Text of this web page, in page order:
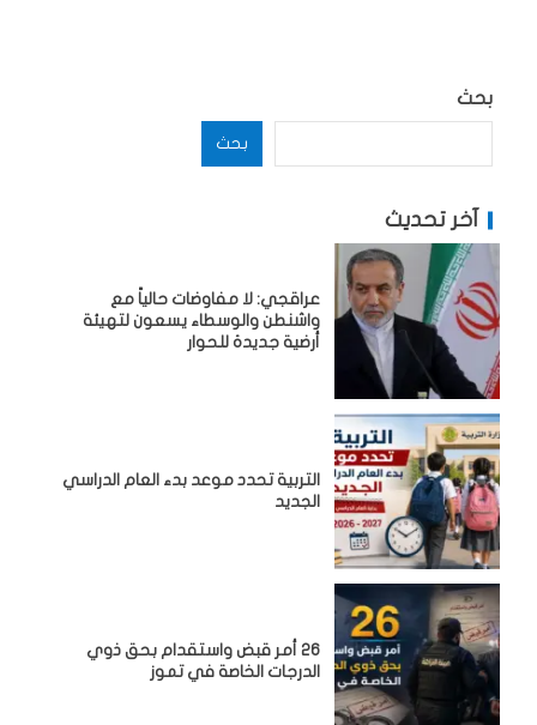
بحث
بحث
آخر تحديث
عراقجي: لا مفاوضات حالياً مع
واشنطن والوسطاء يسعون لتهيئة
أرضية جديدة للحوار
التربية تحدد موعد بدء العام الدراسي
الجديد
26 أمر قبض واستقدام بحق ذوي
الدرجات الخاصة في تموز